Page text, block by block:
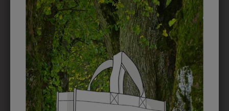
EMBLEM
Kann gestickt oder bedruckt werden. Sehr vielseitig
einsetzbar und beim Sticken wieder ab 1 Stück
möglich.
DRUCK